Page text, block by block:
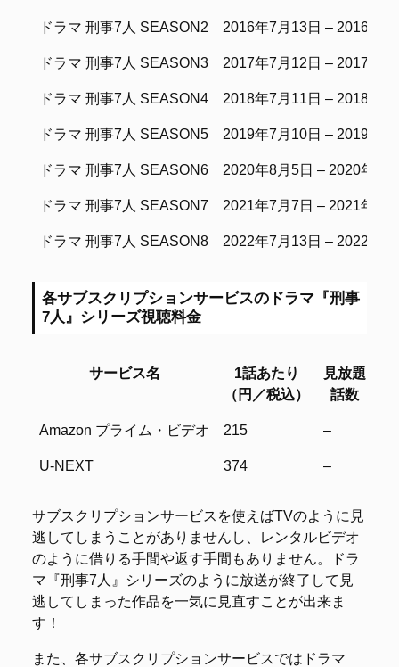
ドラマ 刑事7人 SEASON2 2016年7月13日 – 2016年9
ドラマ 刑事7人 SEASON3 2017年7月12日 – 2017年9
ドラマ 刑事7人 SEASON4 2018年7月11日 – 2018年9
ドラマ 刑事7人 SEASON5 2019年7月10日 – 2019年9
ドラマ 刑事7人 SEASON6 2020年8月5日 – 2020年9
ドラマ 刑事7人 SEASON7 2021年7月7日 – 2021年9
ドラマ 刑事7人 SEASON8 2022年7月13日 – 2022年9
各サブスクリプションサービスのドラマ『刑事
7人』シリーズ視聴料金
サービス名
1話あたり
（円／税込）
見放題
話数
サービス名
1話あたり
Amazon プライム・ビデオ 215 –
U-NEXT 374 –
サブスクリプションサービスを使えばTVのように見
逃してしまうことがありませんし、レンタルビデオ
のように借りる手間や返す手間もありません。ドラ
マ『刑事7人』シリーズのように放送が終了して見
逃してしまった作品を一気に見直すことが出来ま
す！
また、各サブスクリプションサービスではドラマ